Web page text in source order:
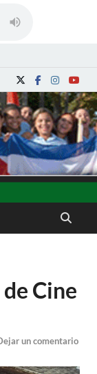
de
Florida, Camagüey,
Cine
un comentario